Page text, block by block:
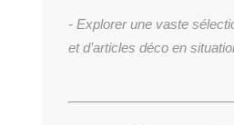
- Explorer une vaste
et d’articles déco en